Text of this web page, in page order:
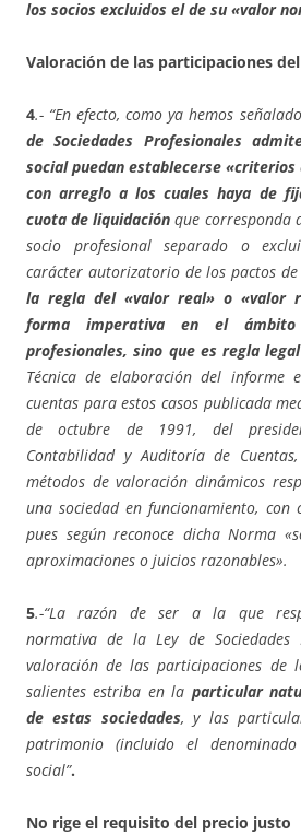
los socios excluidos el de su «valor
Valoración de las participaciones
4.- “En efecto, como ya hemos
de Sociedades Profesionales
social puedan establecerse «criterios
con arreglo a los cuales haya de
cuota de liquidación que corresponda
socio profesional separado o
carácter autorizatorio de los pactos
la regla del «valor real» o «valor
forma imperativa en el ámbito
profesionales, sino que es regla
Técnica de elaboración del informe
cuentas para estos casos publicada
de octubre de 1991, del
Contabilidad y Auditoría de
métodos de valoración dinámicos
una sociedad en funcionamiento, con
pues según reconoce dicha Norma
aproximaciones o juicios razonables».
5.-“La razón de ser a la que
normativa de la Ley de Sociedades
valoración de las participaciones de
salientes estriba en la particular
de estas sociedades, y las
patrimonio (incluido el
social”.
No rige el requisito del precio justo